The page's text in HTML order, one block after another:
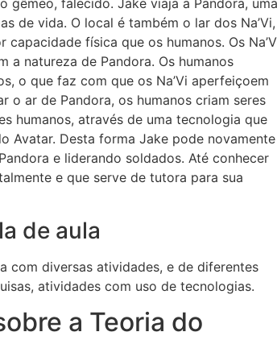
de vida. O local é também o lar dos Na’Vi,
física que os humanos. Os
a natureza de Pandora. Os humanos
o que faz com que os Na’Vi aperfeiçoem
o ar de Pandora, os humanos criam seres
humanos, através de uma tecnologia que
Avatar. Desta forma Jake pode novamente
e liderando soldados. Até conhecer
e que serve de tutora para sua
de aula
com diversas atividades, e de diferentes
atividades com uso de tecnologias.
a Teoria do